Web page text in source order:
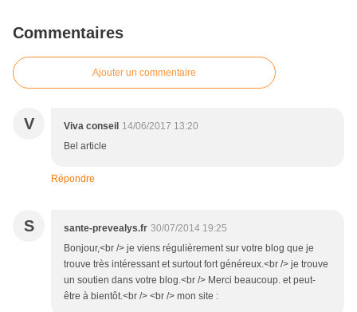
Commentaires
Ajouter un commentaire
V Viva conseil 14/06/2017 13:20
Bel article
Répondre
S sante-prevealys.fr 30/07/2014 19:25
Bonjour,<br /> je viens régulièrement sur votre blog que je
trouve très intéressant et surtout fort généreux.<br /> je trouve
un soutien dans votre blog.<br /> Merci beaucoup. et peut-
être à bientôt.<br /> <br /> mon site :